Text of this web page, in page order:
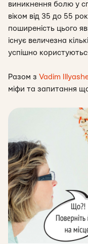
виникнення болю у
віком від 35 до 55
поширеність цього
існує величезна
успішно
Разом з Vadim
міфи та запитання